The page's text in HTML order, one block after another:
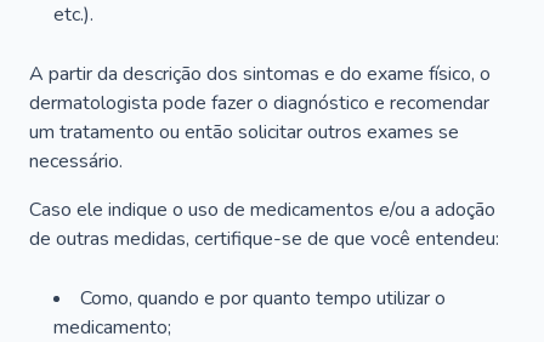
etc.).
A partir da descrição dos sintomas e do exame físico, o
dermatologista pode fazer o diagnóstico e recomendar
um tratamento ou então solicitar outros exames se
necessário.
Caso ele indique o uso de medicamentos e/ou a adoção
de outras medidas, certifique-se de que você entendeu:
Como, quando e por quanto tempo utilizar o
medicamento;